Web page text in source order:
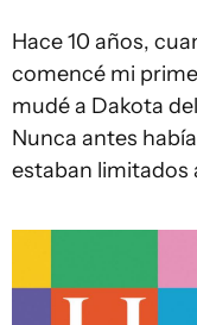
Hace 10 años,
comencé mi
mudé a Dakota
Nunca antes
estaban limitados